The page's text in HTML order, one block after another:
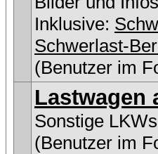
Inklusive:
Schwerlast-
(Benutzer im
Lastwagen
Sonstige LKWs
(Benutzer im